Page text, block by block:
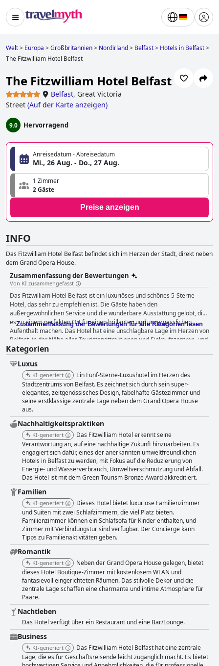
Welt> Europa >Großbritannien> Nordirland> Belfast> Hotels in Belfast>
The Fitzwilliam Hotel Belfast
The Fitzwilliam Hotel Belfast
Belfast, Great Victoria
Street (Auf der Karte anzeigen)
9.0 Hervorragend
Anreisedatum - Abreisedatum
Mi., 26 Aug. - Do., 27 Aug.
1 Zimmer
2 Gäste
Preise anzeigen
INFO
Das Fitzwilliam Hotel Belfast befindet sich im Herzen der Stadt, direkt neben
dem Grand Opera House.
Zusammenfassung der Bewertungen
Von KI zusammengefasst
Das Fitzwilliam Hotel Belfast ist ein luxuriöses und schönes 5-Sterne-
Hotel, das sehr zu empfehlen ist. Die Gäste haben den
außergewöhnlichen Service und die wunderbare Ausstattung gelobt, die
es zu einem perfekten Ort für einen brillanten und unvergesslichen
Aufenthalt machen. Das Hotel hat eine unschlagbare Lage im Herzen von
Belfast, in der Nähe aller Touristenattraktionen und Einkaufszentren, und
bietet dennoch eine ruhige und entspannte Atmosphäre. Das Frühstück
ist köstlich, die Zutaten sind von bester Qualität und die Präsentation
ausgezeichnet, und die Zimmer sind geräumig, gut ausgestattet und mit
luxuriösen Toilettenartikeln versehen. Das Hotel ist außerordentlich
sauber und makellos aufgeräumt, und das Personal ist außergewöhnlich.
In zahlreichen Gästebewertungen werden seine Hilfsbereitschaft,
Freundlichkeit und Professionalität gelobt. Die Betten sind superbequem
und die Gäste hatten einen komfortablen und angenehmen Aufenthalt.
Das Fitzwilliam Hotel ist der beste Ort für einen Luxusaufenthalt, perfekt
für besondere Anlässe wie Geburtstage oder als perfektes
Weihnachtsgeschenk. Trotz einiger negativer Rückmeldungen in Bezug
auf die Präsentation bleibt das Fitzwilliam Hotel ein außergewöhnlicher
Ort mit einem unglaublichen Personal, das darauf wartet, Ihren
Aufenthalt außergewöhnlich zu machen. Sehr empfehlenswert für jeden,
der ein bisschen Luxus in seinem Aufenthalt haben möchte!
Zusammenfassung der Bewertungen für alle Kategorien lesen
Kategorien
Luxus
KI-generiert
Ein Fünf-Sterne-Luxushotel im Herzen des
Stadtzentrums von Belfast. Es zeichnet sich durch sein super-
elegantes, zeitgenössisches Design, fabelhafte Gästezimmer und
seine erstklassige zentrale Lage neben dem Grand Opera House
aus.
Nachhaltigkeitspraktiken
KI-generiert
Das Fitzwilliam Hotel erkennt seine
Verantwortung an, auf eine nachhaltige Zukunft hinzuarbeiten. Es
engagiert sich dafür, eines der anerkannten umweltfreundlichen
Hotels in Belfast zu werden, mit Fokus auf die Reduzierung von
Energie- und Wasserverbrauch, Umweltverschmutzung und Abfall.
Das Hotel ist mit dem Green Tourism Bronze Award akkreditiert.
Familien
KI-generiert
Dieses Hotel bietet luxuriöse Familienzimmer
und Suiten mit zwei Schlafzimmern, die viel Platz bieten.
Familienzimmer können ein Schlafsofa für Kinder enthalten, und
Zimmer mit Verbindungstür sind verfügbar. Der Concierge kann
Tipps zu Familienaktivitäten geben.
Romantik
KI-generiert
Neben der Grand Opera House gelegen, bietet
dieses Hotel Boutique-Zimmer mit kostenlosem WLAN und
fantasievoll eingerichteten Räumen. Das stilvolle Dekor und die
zentrale Lage schaffen eine charmante und intime Atmosphäre für
Paare.
Nachtleben
Das Hotel verfügt über ein Restaurant und eine Bar/Lounge.
Business
KI-generiert
Das Fitzwilliam Hotel Belfast hat eine zentrale
Lage, die es für Geschäftsreisende leicht zugänglich macht. Es bietet